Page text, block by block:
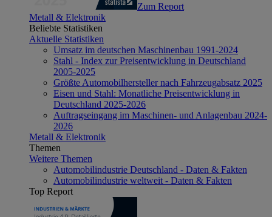
Zum Report
Metall & Elektronik
Beliebte Statistiken
Aktuelle Statistiken
Umsatz im deutschen Maschinenbau 1991-2024
Stahl - Index zur Preisentwicklung in Deutschland
2005-2025
Größte Automobilhersteller nach Fahrzeugabsatz 2025
Eisen und Stahl: Monatliche Preisentwicklung in
Deutschland 2025-2026
Auftragseingang im Maschinen- und Anlagenbau 2024-
2026
Metall & Elektronik
Themen
Weitere Themen
Automobilindustrie Deutschland - Daten & Fakten
Automobilindustrie weltweit - Daten & Fakten
Top Report